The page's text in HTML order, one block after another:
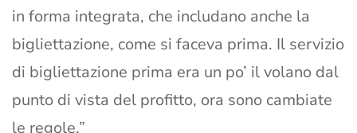
in forma integrata, che includano anche la
bigliettazione, come si faceva prima. Il servizio
di bigliettazione prima era un po’ il volano dal
punto di vista del profitto, ora sono cambiate
le regole.”